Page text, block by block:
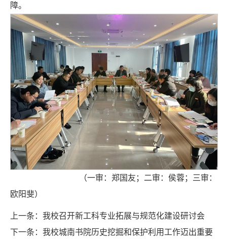
障。
（一审：郑国友；二审：侯蓉；三审：
欧阳斐）
上一条： 我校召开新工科专业拓展与规范化建设研讨会
下一条： 我校城南书院历史挖掘和保护利用工作迈出重要